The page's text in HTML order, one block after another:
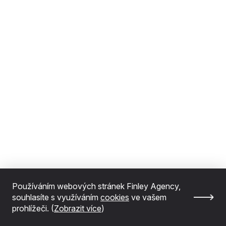
Používáním webových stránek Finley Agency,
souhlasíte s využíváním cookies ve vašem
prohlížeči. (Zobrazit více)